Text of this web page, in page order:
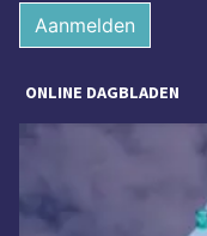
Aanmelden
ONLINE DAGBLADEN